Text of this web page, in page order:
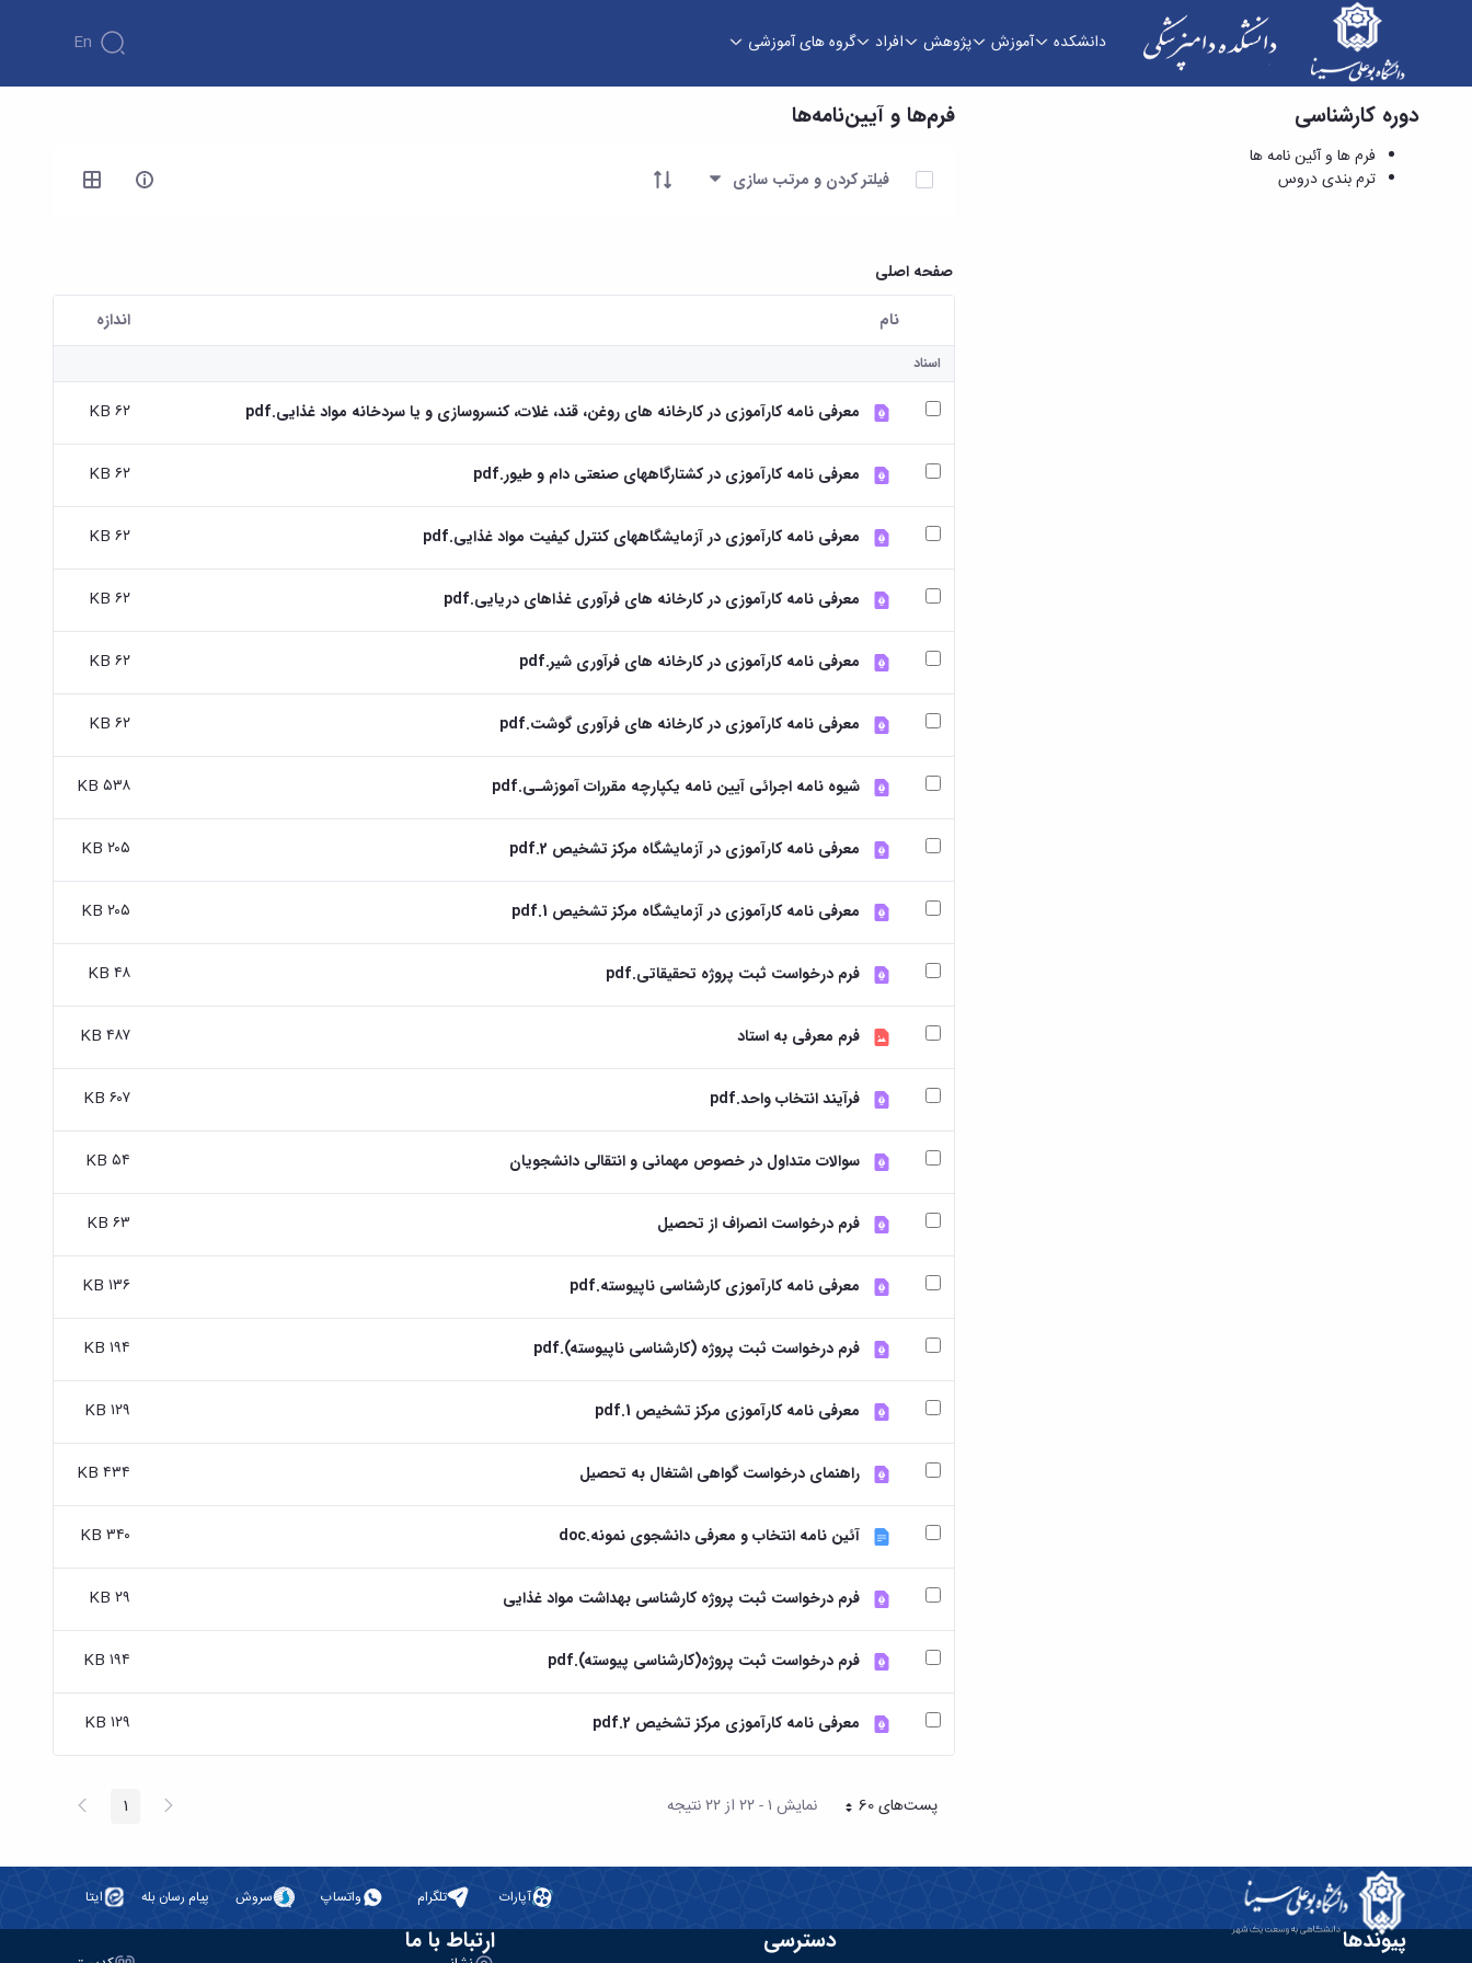
دانشکده آموزش پژوهش افراد گروه های آموزشی En
فرم ها و آئین نامه ها - دانشکده دامپزشکی
دوره کارشناسی
فرم ها و آئین نامه ها
ترم بندی دروس
فرم‌ها و آیین‌نامه‌ها
آیتم ها را انتخاب کنید
فیلتر کردن و مرتب سازی
صفحه اصلی
کاربر انتخاب شده
نام اندازه
اسناد
معرفی نامه کارآموزی در کارخانه های روغن، قند، غلات، کنسروسازی و یا سردخانه مواد غذایی.pdf ۶۲ KB
معرفی نامه کارآموزی در کشتارگاههای صنعتی دام و طیور.pdf ۶۲ KB
معرفی نامه کارآموزی در آزمایشگاههای کنترل کیفیت مواد غذایی.pdf ۶۲ KB
معرفی نامه کارآموزی در کارخانه های فرآوری غذاهای دریایی.pdf ۶۲ KB
معرفی نامه کارآموزی در کارخانه های فرآوری شیر.pdf ۶۲ KB
معرفی نامه کارآموزی در کارخانه های فرآوری گوشت.pdf ۶۲ KB
شیوه نامه اجرائی آیین نامه یکپارچه مقررات آموزشـی.pdf ۵۳۸ KB
معرفی نامه کارآموزی در آزمایشگاه مرکز تشخیص 2.pdf ۲۰۵ KB
معرفی نامه کارآموزی در آزمایشگاه مرکز تشخیص 1.pdf ۲۰۵ KB
فرم درخواست ثبت پروژه تحقیقاتی.pdf ۴۸ KB
فرم معرفی به استاد ۴۸۷ KB
فرآیند انتخاب واحد.pdf ۶۰۷ KB
سوالات متداول در خصوص مهمانی و انتقالی دانشجویان ۵۴ KB
فرم درخواست انصراف از تحصیل ۶۳ KB
معرفی نامه کارآموزی کارشناسی ناپیوسته.pdf ۱۳۶ KB
فرم درخواست ثبت پروژه (کارشناسی ناپیوسته).pdf ۱۹۴ KB
معرفی نامه کارآموزی مرکز تشخیص 1.pdf ۱۲۹ KB
راهنمای درخواست گواهی اشتغال به تحصیل ۴۳۴ KB
آئین نامه انتخاب و معرفی دانشجوی نمونه.doc ۳۴۰ KB
فرم درخواست ثبت پروژه کارشناسی بهداشت مواد غذایی ۲۹ KB
فرم درخواست ثبت پروژه(کارشناسی پیوسته).pdf ۱۹۴ KB
معرفی نامه کارآموزی مرکز تشخیص 2.pdf ۱۲۹ KB
پست‌‌های 60هر صفحه نمایش ۱ - ۲۲ از ۲۲ نتیجه پیغام صفحه1 صفحه
آپارات تلگرام واتساپ سروش پیام رسان بله ایتا
پیوندها دسترسی ارتباط با ما